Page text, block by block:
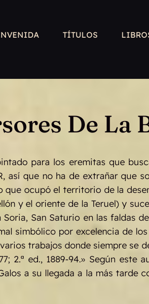
TÍTULOS
De La
para los eremitas que
así que no ha de extrañar que
que ocupó el territorio de la
y el oriente de la Teruel) y
San Saturio en las faldas
simbólico por excelencia de
trabajos donde siempre se
2.ª ed., 1889-94.» Según
a su llegada a la más tarde